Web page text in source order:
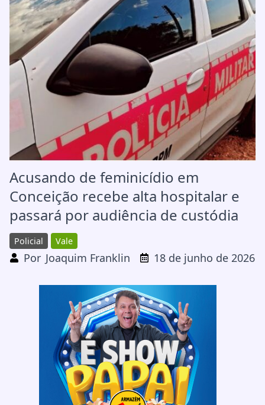
Acusando de feminicídio em
Conceição recebe alta hospitalar e
passará por audiência de custódia
Policial Vale
Por Joaquim Franklin 18 de junho de 2026